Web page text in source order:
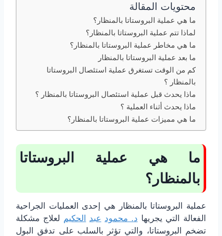
محتويات المقالة
ما هي عملية البروستاتا بالمنظار؟
لماذا تتم عملية البروستاتا بالمنظار؟
ما هي مخاطر عملية البروستاتا بالمنظار؟
ما بعد عملية البروستاتا بالمنظار
كم من الوقت تستغرق عملية استئصال البروستاتا
بالمنظار ؟
ماذا يحدث قبل عملية استئصال البروستاتا بالمنظار ؟
ماذا يحدث أثناء العملية ؟
ما هي مميزات عملية البروستاتا بالمنظار؟
ما هي عملية البروستاتا
بالمنظار؟
عملية البروستاتا بالمنظار هي إحدى العمليات الجراحية
الفعالة التي يجريها د. محمود عبد الحكيم لعلاج مشكلة
تضخم البروستاتا، والتي تؤثر بالسلب على تدفق البول